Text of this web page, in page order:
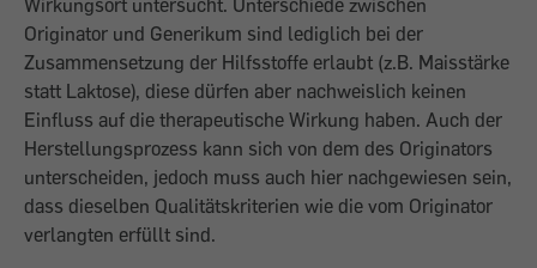
Wirkungsort untersucht. Unterschiede zwischen
Originator und Generikum sind lediglich bei der
Zusammensetzung der Hilfsstoffe erlaubt (z.B. Maisstärke
statt Laktose), diese dürfen aber nachweislich keinen
Einfluss auf die therapeutische Wirkung haben. Auch der
Herstellungsprozess kann sich von dem des Originators
unterscheiden, jedoch muss auch hier nachgewiesen sein,
dass dieselben Qualitätskriterien wie die vom Originator
verlangten erfüllt sind.